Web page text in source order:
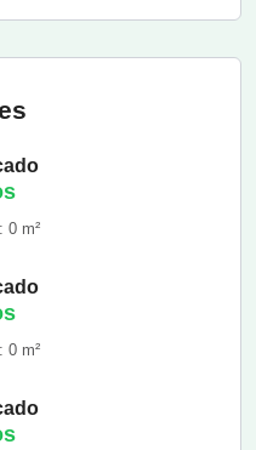
0 m²
0 m²